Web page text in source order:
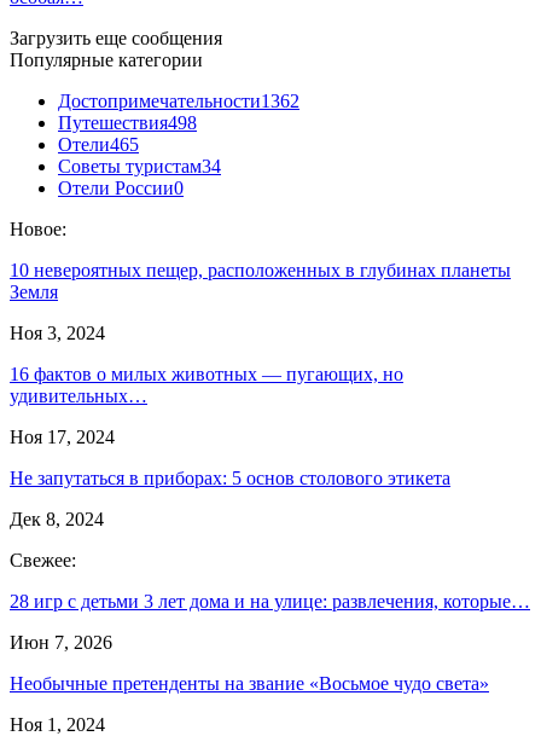
Загрузить еще сообщения
Популярные категории
Достопримечательности1362
Путешествия498
Отели465
Советы туристам34
Отели России0
Новое:
10 невероятных пещер, расположенных в глубинах планеты
Земля
Ноя 3, 2024
16 фактов о милых животных — пугающих, но
удивительных…
Ноя 17, 2024
Не запутаться в приборах: 5 основ столового этикета
Дек 8, 2024
Свежее:
28 игр с детьми 3 лет дома и на улице: развлечения, которые…
Июн 7, 2026
Необычные претенденты на звание «Восьмое чудо света»
Ноя 1, 2024